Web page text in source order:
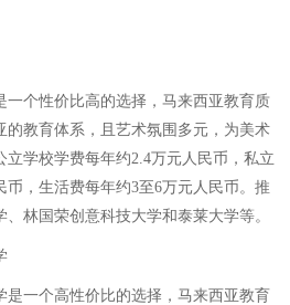
一个性价比高的选择，马来西亚教育质
的教育体系，且艺术氛围多元，为美术
学校学费每年约2.4万元人民币，私立
币，生活费每年约3至6万元人民币。推
林国荣创意科技大学和泰莱大学等。
是一个高性价比的选择，马来西亚教育